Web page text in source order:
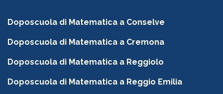
Doposcuola di Matematica a Conselve
Doposcuola di Matematica a Cremona
Doposcuola di Matematica a Reggiolo
Doposcuola di Matematica a Reggio Emilia